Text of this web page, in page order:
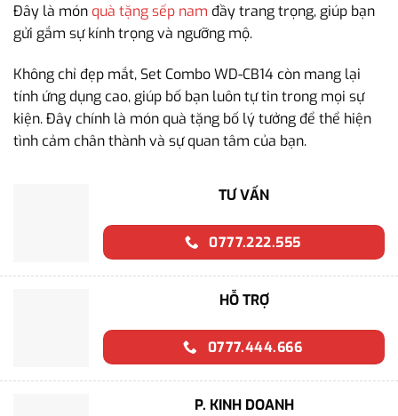
Đây là món quà tặng sếp nam đầy trang trọng, giúp bạn
gửi gắm sự kính trọng và ngưỡng mộ.
Không chỉ đẹp mắt, Set Combo WD-CB14 còn mang lại
tính ứng dụng cao, giúp bố bạn luôn tự tin trong mọi sự
kiện. Đây chính là món quà tặng bố lý tưởng để thể hiện
tình cảm chân thành và sự quan tâm của bạn.
TƯ VẤN
0777.222.555
HỖ TRỢ
0777.444.666
P. KINH DOANH